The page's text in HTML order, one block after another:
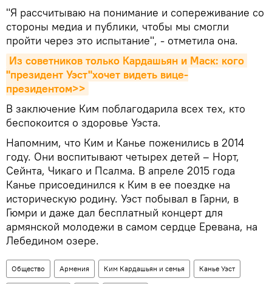
"Я рассчитываю на понимание и сопереживание со
стороны медиа и публики, чтобы мы смогли
пройти через это испытание", - отметила она.
Из советников только Кардашьян и Маск: кого
"президент Уэст"хочет видеть вице-
президентом>>
В заключение Ким поблагодарила всех тех, кто
беспокоится о здоровье Уэста.
Напомним, что Ким и Канье поженились в 2014
году. Они воспитывают четырех детей – Норт,
Сейнта, Чикаго и Псалма. В апреле 2015 года
Канье присоединился к Ким в ее поездке на
историческую родину. Уэст побывал в Гарни, в
Гюмри и даже дал бесплатный концерт для
армянской молодежи в самом сердце Еревана, на
Лебедином озере.
Общество Армения Ким Кардашьян и семья Канье Уэст